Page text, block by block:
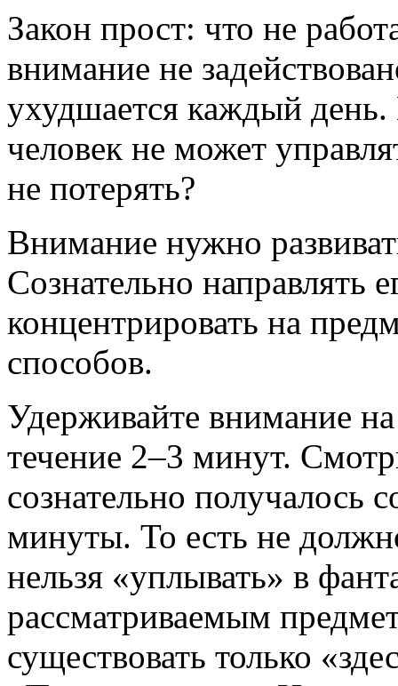
Закон прост: что не
внимание не
ухудшается каждый день.
человек не может
не потерять?
Внимание нужно
Сознательно направлять
концентрировать на
способов.
Удерживайте внимание
течение 2–3 минут.
сознательно получалось
минуты. То есть не
нельзя «уплывать» в
рассматриваемым
существовать только